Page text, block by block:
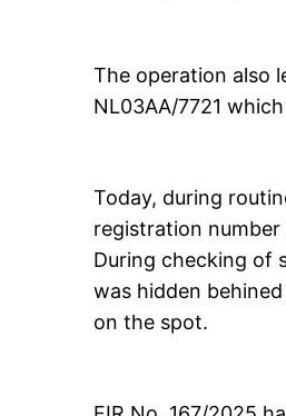
The operation also
NL03AA/7721
Today, during
registration number
During checking of
was hidden
on the spot.